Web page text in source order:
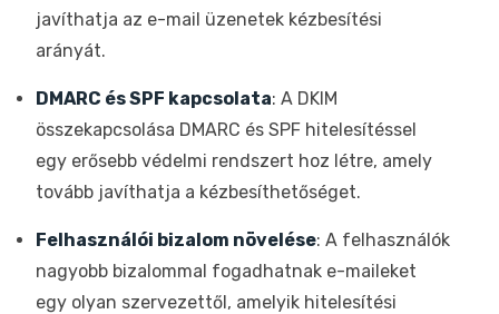
javíthatja az e-mail üzenetek kézbesítési
arányát.
DMARC és SPF kapcsolata: A DKIM
összekapcsolása DMARC és SPF hitelesítéssel
egy erősebb védelmi rendszert hoz létre, amely
tovább javíthatja a kézbesíthetőséget.
Felhasználói bizalom növelése: A felhasználók
nagyobb bizalommal fogadhatnak e-maileket
egy olyan szervezettől, amelyik hitelesítési